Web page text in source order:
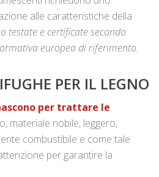
alle caratteristiche della
testate e certificate secondo
europea di riferimento.
PER IL LEGNO
per trattare le
materiale nobile, leggero,
combustibile e come tale
per garantire la